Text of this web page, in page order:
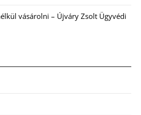
vásárolni – Újváry Zsolt Ügyvédi